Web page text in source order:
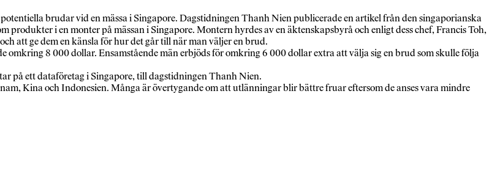
brudar vid en mässa i Singapore. Dagstidningen Thanh Nien publicerade en artikel från den singaporianska
i en monter på mässan i Singapore. Montern hyrdes av en äktenskapsbyrå och enligt dess chef, Francis Toh,
att ge dem en känsla för hur det går till när man väljer en brud.
omkring 8 000 dollar. Ensamstående män erbjöds för omkring 6 000 dollar extra att välja sig en brud som skulle följa
på ett dataföretag i Singapore, till dagstidningen Thanh Nien.
Kina och Indonesien. Många är övertygande om att utlänningar blir bättre fruar eftersom de anses vara mindre